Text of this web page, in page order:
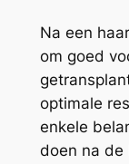
Na een
om goed
optimale
enkele
doen na de